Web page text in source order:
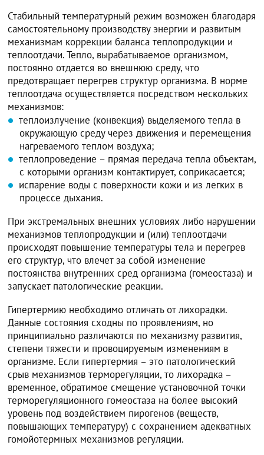
Стабильный температурный режим возможен благодаря
самостоятельному производству энергии и развитым
механизмам коррекции баланса теплопродукции и
теплоотдачи. Тепло, вырабатываемое организмом,
постоянно отдается во внешнюю среду, что
предотвращает перегрев структур организма. В норме
теплоотдача осуществляется посредством нескольких
механизмов:
теплоизлучение (конвекция) выделяемого тепла в
окружающую среду через движения и перемещения
нагреваемого теплом воздуха;
теплопроведение – прямая передача тепла объектам,
с которыми организм контактирует, соприкасается;
испарение воды с поверхности кожи и из легких в
процессе дыхания.
При экстремальных внешних условиях либо нарушении
механизмов теплопродукции и (или) теплоотдачи
происходят повышение температуры тела и перегрев
его структур, что влечет за собой изменение
постоянства внутренних сред организма (гомеостаза) и
запускает патологические реакции.
Гипертермию необходимо отличать от лихорадки.
Данные состояния сходны по проявлениям, но
принципиально различаются по механизму развития,
степени тяжести и провоцируемым изменениям в
организме. Если гипертермия – это патологический
срыв механизмов терморегуляции, то лихорадка –
временное, обратимое смещение установочной точки
терморегуляционного гомеостаза на более высокий
уровень под воздействием пирогенов (веществ,
повышающих температуру) с сохранением адекватных
гомойотермных механизмов регуляции.